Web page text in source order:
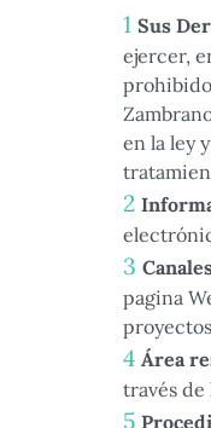
Sus
ejercer,
en la ley
pagina
Área
través de